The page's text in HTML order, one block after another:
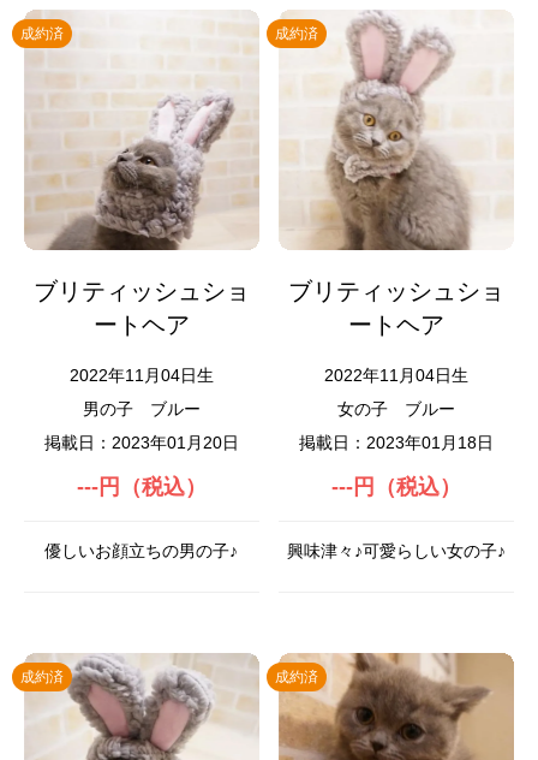
成約済
ブリティッシュショ
ートヘア
2022年11月04日生
男の子
ブルー
掲載日：2023年01月20日
---円（税込）
優しいお顔立ちの男の子♪
成約済
ブリティッシュショ
ートヘア
2022年11月04日生
女の子
ブルー
掲載日：2023年01月18日
---円（税込）
興味津々♪可愛らしい女の子♪
成約済 成約済